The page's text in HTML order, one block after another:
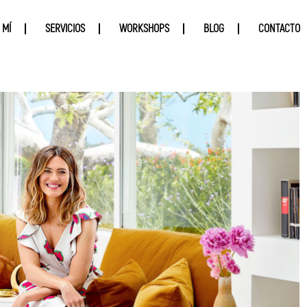
MÍ SERVICIOS WORKSHOPS BLOG CONTACTO